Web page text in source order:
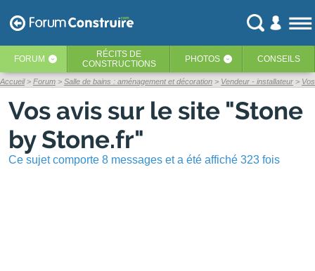
FORUM ‹ RÉCITS DE
CONSTRUCTIONS
PHOTOS ‹ CONSEILS
Accueil Forum Salle de bains : aménagement et décoration Vendeur - installateur
Vos avis sur le site "Stone
by Stone.fr"
Ce sujet comporte 8 messages et a été affiché 323 fois